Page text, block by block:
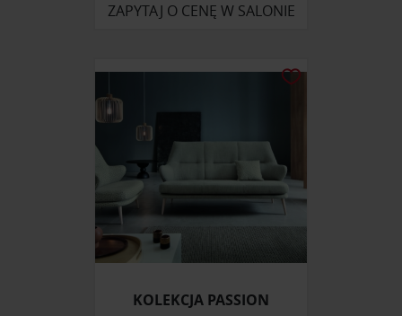
ZAPYTAJ O CENĘ W SALONIE
KOLEKCJA PASSION